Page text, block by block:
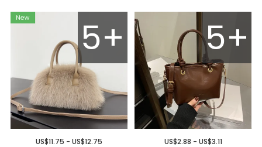
5+
US$11.75 - US$12.75
5+
US$2.88 - US$3.11